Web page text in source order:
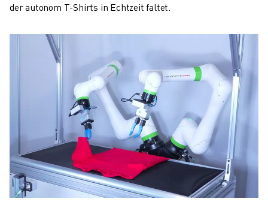
der autonom T-Shirts in Echtzeit faltet.